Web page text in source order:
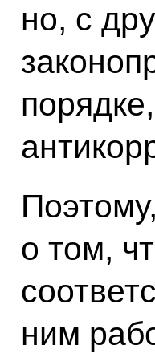
но, с
о том,
ним